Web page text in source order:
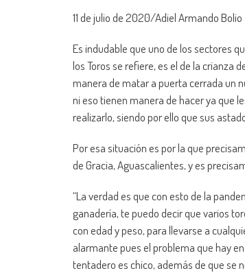
11 de julio de 2020/Adiel Armando Bolio
Es indudable que uno de los sectores
los Toros se refiere, es el de la crianza
manera de matar a puerta cerrada un
ni eso tienen manera de hacer ya que
realizarlo, siendo por ello que sus
Por esa situación es por la que
de Gracia, Aguascalientes, y es
“La verdad es que con esto de la
ganadería, te puedo decir que varios
con edad y peso, para llevarse a
alarmante pues el problema que hay
tentadero es chico, además de que se